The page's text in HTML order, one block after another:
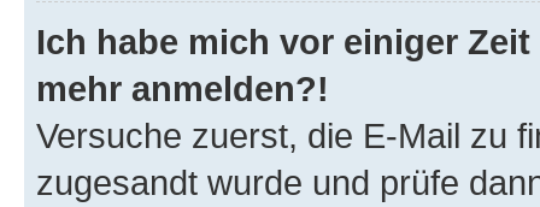
Ich habe mich vor einiger
mehr anmelden?!
Versuche zuerst, die E-Mail zu
zugesandt wurde und prüfe